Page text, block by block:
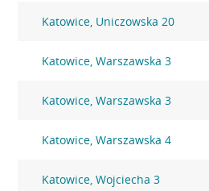
Katowice, Uniczowska 20
Katowice, Warszawska 3
Katowice, Warszawska 3
Katowice, Warszawska 4
Katowice, Wojciecha 3